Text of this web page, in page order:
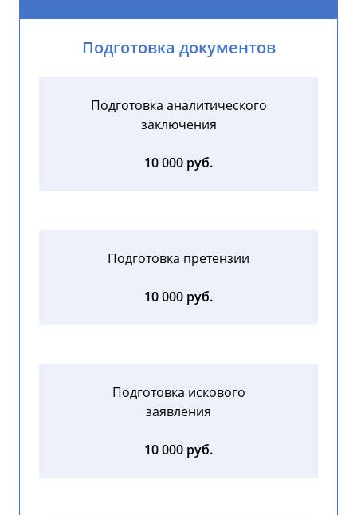
Подготовка документов
Подготовка аналитического
заключения
10 000 руб.
Подготовка претензии
10 000 руб.
Подготовка искового
заявления
10 000 руб.